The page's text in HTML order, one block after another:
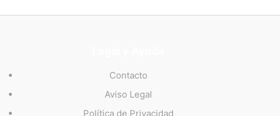
Contacto
Aviso Legal
Política de Privacidad